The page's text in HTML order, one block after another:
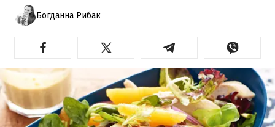
Богданна Рибак